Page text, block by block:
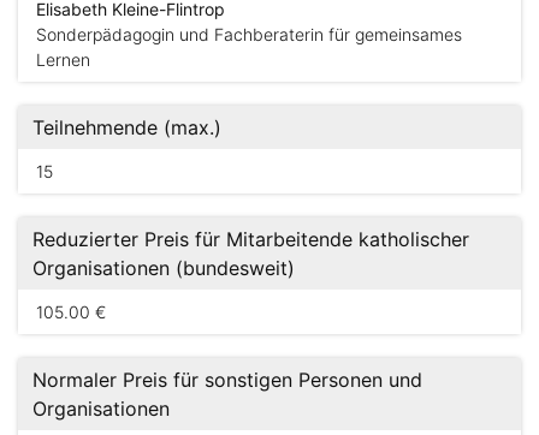
Elisabeth Kleine-Flintrop
Sonderpädagogin und Fachberaterin für gemeinsames
Lernen
Teilnehmende (max.)
15
Reduzierter Preis für Mitarbeitende katholischer
Organisationen (bundesweit)
105.00 €
Normaler Preis für sonstigen Personen und
Organisationen